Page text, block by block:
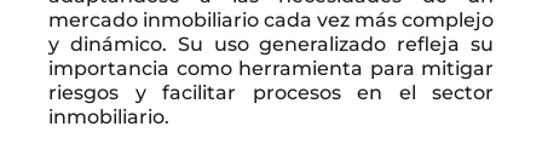
mercado inmobiliario cada vez más complejo
y dinámico. Su uso generalizado refleja su
importancia como herramienta para mitigar
riesgos y facilitar procesos en el sector
inmobiliario.